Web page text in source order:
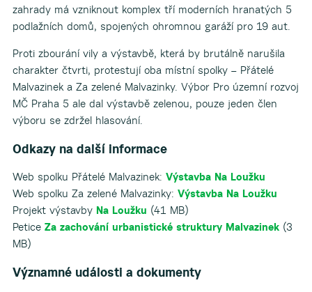
zahrady má vzniknout komplex tří moderních hranatých 5
podlažních domů, spojených ohromnou garáží pro 19 aut.
Proti zbourání vily a výstavbě, která by brutálně narušila
charakter čtvrti, protestují oba místní spolky – Přátelé
Malvazinek a Za zelené Malvazinky. Výbor Pro územní rozvoj
MČ Praha 5 ale dal výstavbě zelenou, pouze jeden člen
výboru se zdržel hlasování.
Odkazy na další informace
Web spolku Přátelé Malvazinek: Výstavba Na Loužku
Web spolku Za zelené Malvazinky: Výstavba Na Loužku
Projekt výstavby Na Loužku (41 MB)
Petice Za zachování urbanistické struktury Malvazinek(3
MB)
Významné události a dokumenty